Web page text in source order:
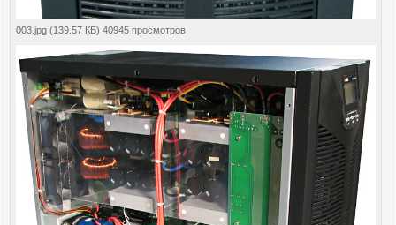
003.jpg (139.57 КБ) 40945 просмотров